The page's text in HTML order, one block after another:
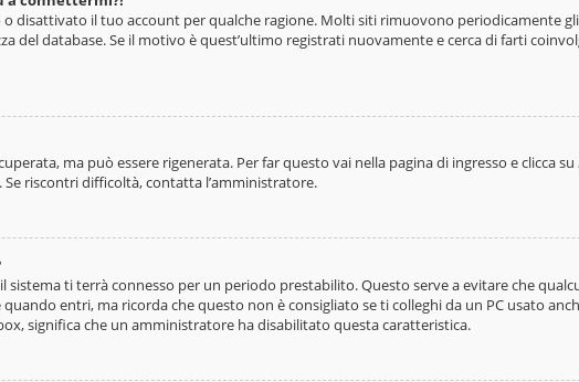
disattivato il tuo account per qualche ragione. Molti siti rimuovono periodicamente
del database. Se il motivo è quest’ultimo registrati nuovamente e cerca di farti
ma può essere rigenerata. Per far questo vai nella pagina di ingresso e clicca su
riscontri difficoltà, contatta l’amministratore.
ti terrà connesso per un periodo prestabilito. Questo serve a evitare che
entri, ma ricorda che questo non è consigliato se ti colleghi da un PC usato
significa che un amministratore ha disabilitato questa caratteristica.